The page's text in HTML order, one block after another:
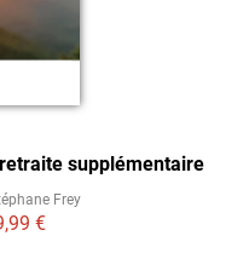
supplémentaire
Frey
€